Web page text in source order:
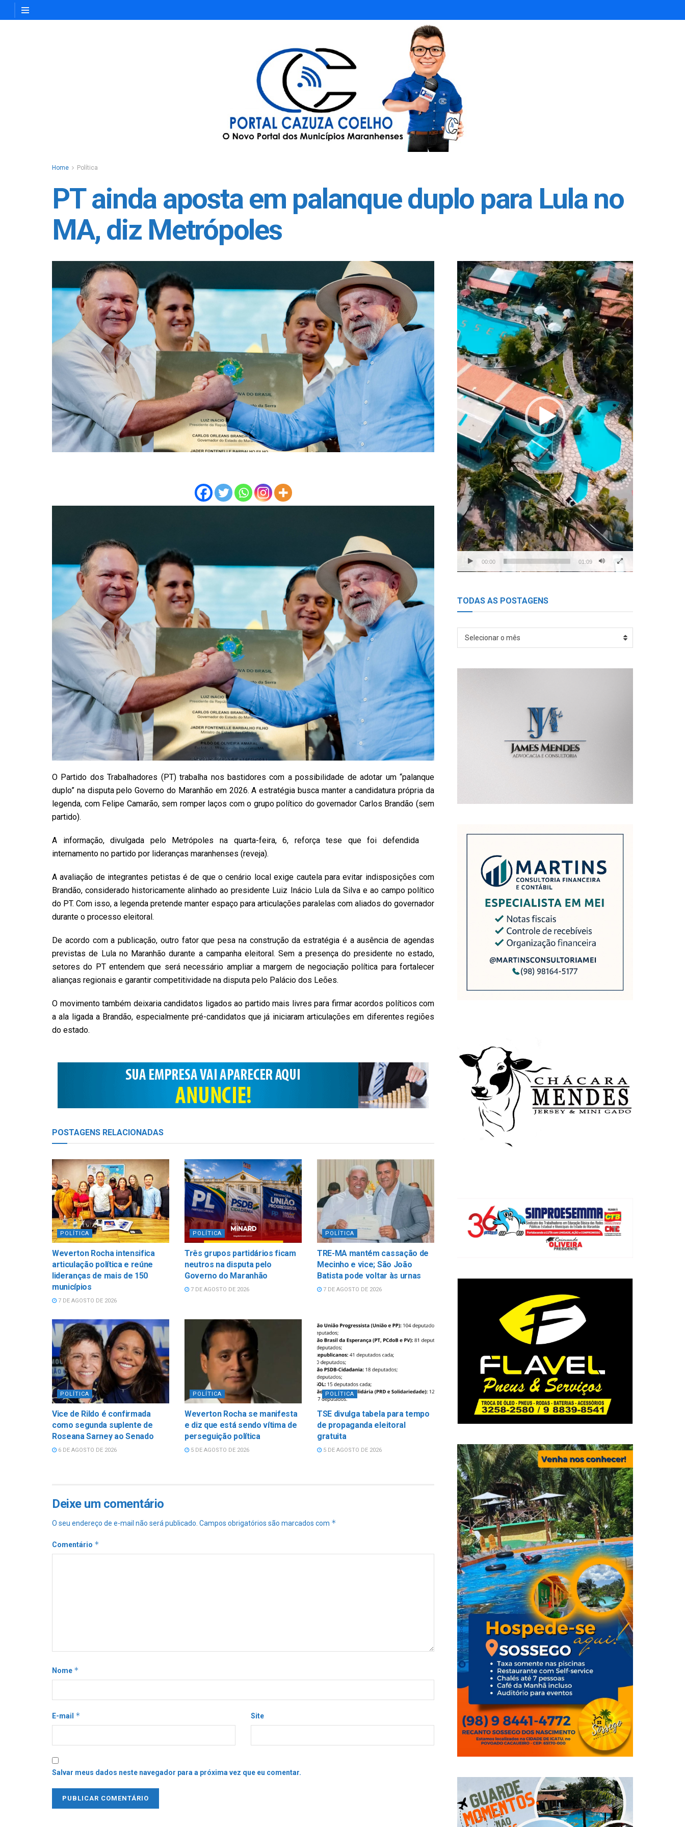
Home Política
PT ainda aposta em palanque duplo para Lula no
MA, diz Metrópoles
O Partido dos Trabalhadores (PT) trabalha nos bastidores com a possibilidade de adotar um “palanque
duplo” na disputa pelo Governo do Maranhão em 2026. A estratégia busca manter a candidatura própria da
legenda, com Felipe Camarão, sem romper laços com o grupo político do governador Carlos Brandão (sem
partido).
A informação, divulgada pelo Metrópoles na quarta-feira, 6, reforça tese que foi defendida
internamento no partido por lideranças maranhenses (reveja).
A avaliação de integrantes petistas é de que o cenário local exige cautela para evitar indisposições com
Brandão, considerado historicamente alinhado ao presidente Luiz Inácio Lula da Silva e ao campo político
do PT. Com isso, a legenda pretende manter espaço para articulações paralelas com aliados do governador
durante o processo eleitoral.
De acordo com a publicação, outro fator que pesa na construção da estratégia é a ausência de agendas
previstas de Lula no Maranhão durante a campanha eleitoral. Sem a presença do presidente no estado,
setores do PT entendem que será necessário ampliar a margem de negociação política para fortalecer
alianças regionais e garantir competitividade na disputa pelo Palácio dos Leões.
O movimento também deixaria candidatos ligados ao partido mais livres para firmar acordos políticos com
a ala ligada a Brandão, especialmente pré-candidatos que já iniciaram articulações em diferentes regiões
do estado.
POSTAGENS RELACIONADAS
POLÍTICA
Weverton Rocha intensifica
articulação política e reúne
lideranças de mais de 150
municípios
7 DE AGOSTO DE 2026
POLÍTICA
Três grupos partidários ficam
neutros na disputa pelo
Governo do Maranhão
7 DE AGOSTO DE 2026
POLÍTICA
TRE-MA mantém cassação de
Mecinho e vice; São João
Batista pode voltar às urnas
7 DE AGOSTO DE 2026
POLÍTICA
Vice de Rildo é confirmada
como segunda suplente de
Roseana Sarney ao Senado
6 DE AGOSTO DE 2026
POLÍTICA
Weverton Rocha se manifesta
e diz que está sendo vítima de
perseguição política
5 DE AGOSTO DE 2026
POLÍTICA
TSE divulga tabela para tempo
de propaganda eleitoral
gratuita
5 DE AGOSTO DE 2026
Deixe um comentário
O seu endereço de e-mail não será publicado. Campos obrigatórios são marcados com *
Comentário *
Nome *
E-mail * Site
Salvar meus dados neste navegador para a próxima vez que eu comentar.
Tocador
de
vídeo
00:00 01:09
TODAS AS POSTAGENS
TODAS
Selecionar o mês